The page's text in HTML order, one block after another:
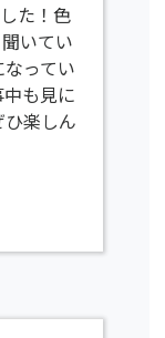
た！色
いてい
ってい
も見に
楽しん